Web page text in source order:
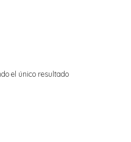
el único resultado